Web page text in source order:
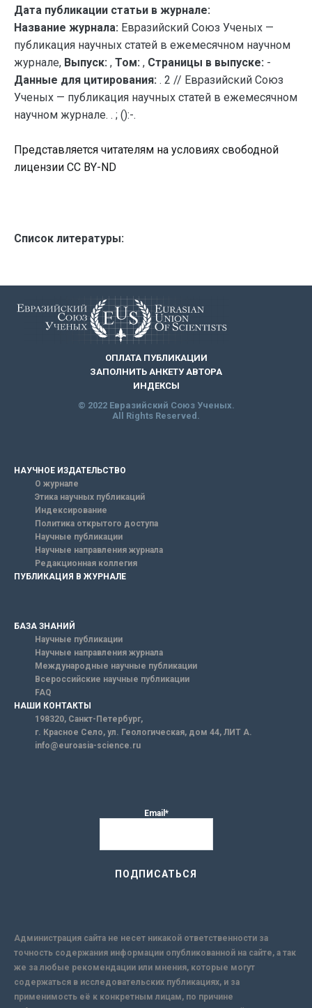
Дата публикации статьи в журнале:
Название журнала: Евразийский Союз Ученых —
публикация научных статей в ежемесячном научном
журнале, Выпуск: , Том: , Страницы в выпуске: -
Данные для цитирования: . 2 // Евразийский Союз
Ученых — публикация научных статей в ежемесячном
научном журнале. . ; ():-.
Представляется читателям на условиях свободной
лицензии CC BY-ND
Список литературы:
ОПЛАТА ПУБЛИКАЦИИ
ЗАПОЛНИТЬ АНКЕТУ АВТОРА
ИНДЕКСЫ
© 2022 Евразийский Союз Ученых.
All Rights Reserved.
НАУЧНОЕ ИЗДАТЕЛЬСТВО
О журнале
Этика научных публикаций
Индексирование
Политика открытого доступа
Научные публикации
Научные направления журнала
Редакционная коллегия
ПУБЛИКАЦИЯ В ЖУРНАЛЕ
БАЗА ЗНАНИЙ
Научные публикации
Научные направления журнала
Международные научные публикации
Всероссийские научные публикации
FAQ
НАШИ КОНТАКТЫ
198320, Санкт-Петербург,
г. Красное Село, ул. Геологическая, дом 44, ЛИТ А.
info@euroasia-science.ru
Email*
Администрация сайта не несет никакой ответственности за
точность содержания информации опубликованной на сайте, а так
же за любые рекомендации или мнения, которые могут
содержаться в исследовательских публикациях, и за
применимость её к конкретным лицам, по причине